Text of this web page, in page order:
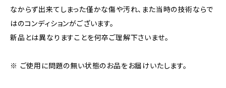
なからず出来てしまった僅かな傷や汚れ、また当時の技術ならで
はのコンディションがございます。
新品とは異なりますことを何卒ご理解下さいませ。
※ ご使用に問題の無い状態のお品をお届けいたします。